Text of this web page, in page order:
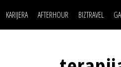
KARIJERA AFTERHOUR
KNJIGE
BIZTRAVEL
POSAO
FILM I SCENA